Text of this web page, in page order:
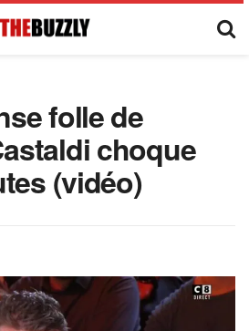
folle de
choque
(vidéo)